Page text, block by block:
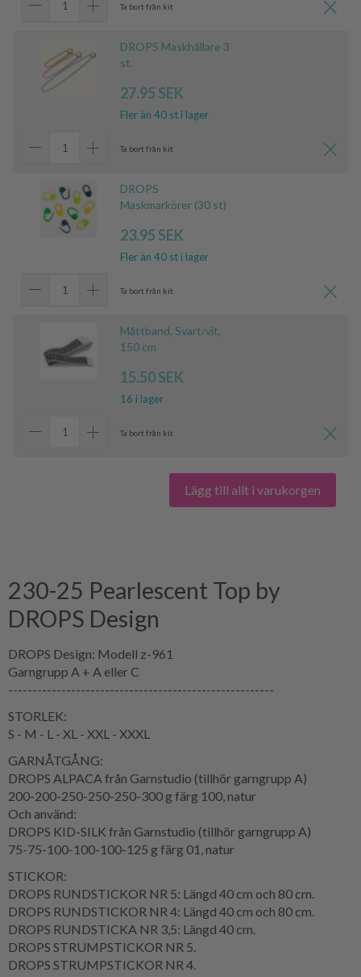
Ta bort från kit
DROPS Maskhållare 3
st.
27.95 SEK
Fler än 40 st i lager
Ta bort från kit
DROPS
Maskmarkörer (30 st)
23.95 SEK
Fler än 40 st i lager
Ta bort från kit
Måttband, Svart/vit,
150 cm
15.50 SEK
16 i lager
Ta bort från kit
Lägg till allt i varukorgen
230-25 Pearlescent Top by
DROPS Design
DROPS Design: Modell z-961
Garngrupp A + A eller C
-------------------------------------------------------
STORLEK:
S - M - L - XL - XXL - XXXL
GARNÅTGÅNG:
DROPS ALPACA från Garnstudio (tillhör garngrupp A)
200-200-250-250-250-300 g färg 100, natur
Och använd:
DROPS KID-SILK från Garnstudio (tillhör garngrupp A)
75-75-100-100-100-125 g färg 01, natur
STICKOR:
DROPS RUNDSTICKOR NR 5: Längd 40 cm och 80 cm.
DROPS RUNDSTICKOR NR 4: Längd 40 cm och 80 cm.
DROPS RUNDSTICKA NR 3,5: Längd 40 cm.
DROPS STRUMPSTICKOR NR 5.
DROPS STRUMPSTICKOR NR 4.